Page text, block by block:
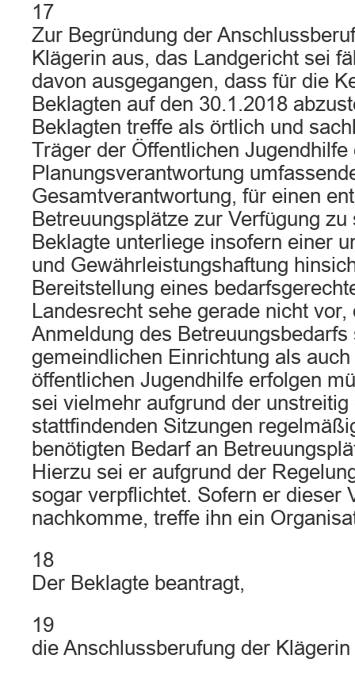
17
Zur Begründung der
Klägerin aus, das Landgericht sei
davon ausgegangen, dass für die
Beklagten auf den 30.1.2018
Beklagten treffe als örtlich und
Träger der Öffentlichen Jugendhilfe
Planungsverantwortung
Gesamtverantwortung, für einen
Betreuungsplätze zur Verfügung
Beklagte unterliege insofern einer
und Gewährleistungshaftung
Bereitstellung eines
Landesrecht sehe gerade nicht vor,
Anmeldung des
gemeindlichen Einrichtung als
öffentlichen Jugendhilfe erfolgen
sei vielmehr aufgrund der
stattfindenden Sitzungen
benötigten Bedarf an
Hierzu sei er aufgrund der
sogar verpflichtet. Sofern er dieser
nachkomme, treffe ihn ein
18
Der Beklagte beantragt,
19
die Anschlussberufung der